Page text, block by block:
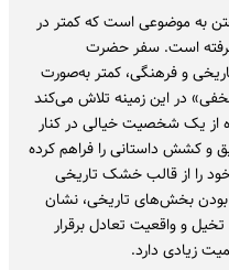
به موضوعی است که کمتر در
گرفته است. سفر حضرت
و فرهنگی، کمتر به‌صورت
در این زمینه تلاش می‌کند
از یک شخصیت خیالی در کنار
و کشش داستانی را فراهم کرده
را از قالب خشک تاریخی
بودن بخش‌های تاریخی، نشان
و واقعیت تعادل برقرار
زیادی دارد.